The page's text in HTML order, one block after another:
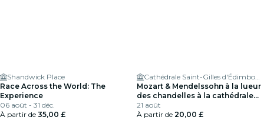
Shandwick Place
Race Across the World: The
Experience
06 août - 31 déc.
À partir de 35,00 £
Cathédrale Saint-Gilles d'Édimbourg
Mozart & Mendelssohn à la lueur
des chandelles à la cathédrale
de St Giles
21 août
À partir de 20,00 £